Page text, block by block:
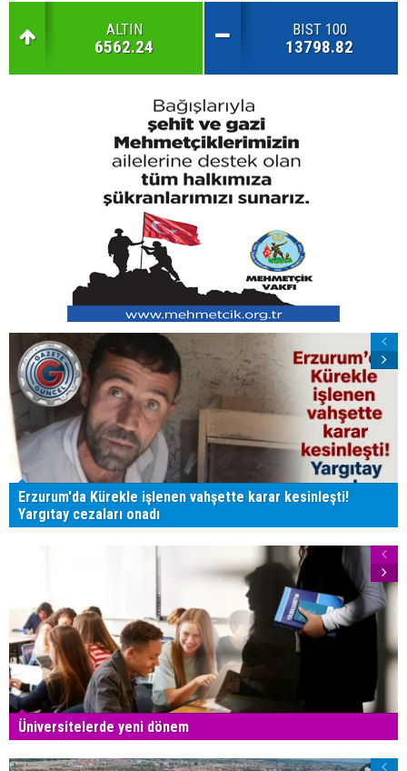
ALTIN
6562.24
BIST 100
13798.82
Erzurum'da Kürekle işlenen vahşette karar kesinleşti!
Yargıtay cezaları onadı
Üniversitelerde yeni dönem